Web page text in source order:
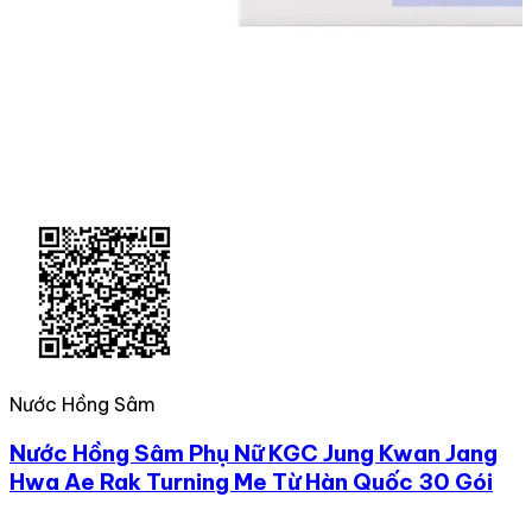
Nước Hồng Sâm
Nước Hồng Sâm Phụ Nữ KGC Jung Kwan Jang
Hwa Ae Rak Turning Me Từ Hàn Quốc 30 Gói